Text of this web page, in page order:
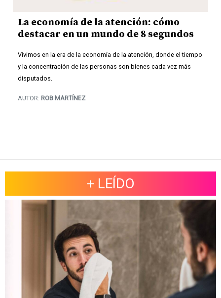
La economía de la atención: cómo
destacar en un mundo de 8 segundos
Vivimos en la era de la economía de la atención, donde el tiempo
y la concentración de las personas son bienes cada vez más
disputados.
AUTOR: ROB MARTÍNEZ
+ LEÍDO